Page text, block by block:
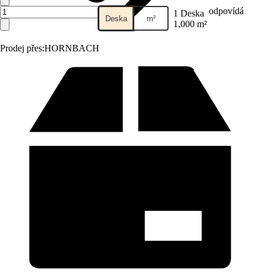
Prodej přes:HORNBACH
Deska m² 1 Deska odpovídá
1,000 m²